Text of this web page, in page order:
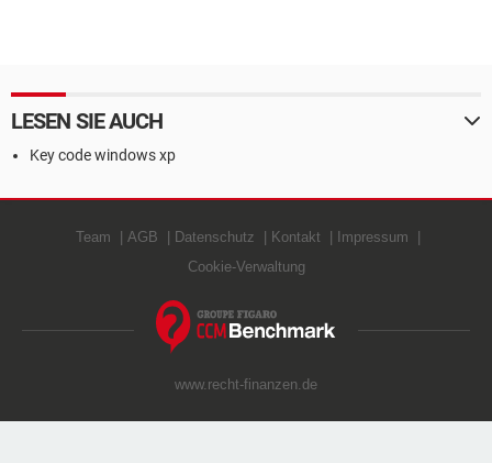
LESEN SIE AUCH
Key code windows xp
Team AGB Datenschutz Kontakt
Impressum
Cookie-Verwaltung
www.recht-finanzen.de